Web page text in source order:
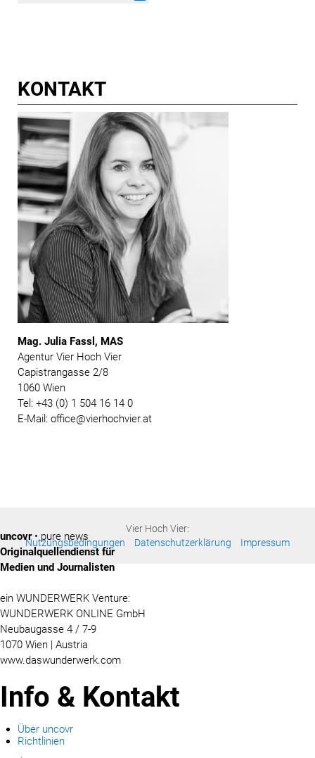
KONTAKT
Mag. Julia Fassl, MAS
Agentur Vier Hoch Vier
Capistrangasse 2/8
1060 Wien
Tel: +43 (0) 1 504 16 14 0
E-Mail: office@vierhochvier.at
Vier Hoch Vier:
Nutzungsbedingungen
Datenschutzerklärung Impressum
uncovr• pure news
Originalquellendienst für
Medien und Journalisten
ein WUNDERWERK Venture:
WUNDERWERK ONLINE GmbH
Neubaugasse 4 / 7-9
1070 Wien | Austria
www.daswunderwerk.com
Info & Kontakt
Über uncovr
Richtlinien